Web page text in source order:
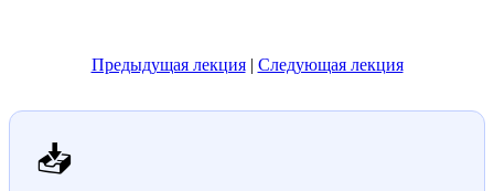
Предыдущая лекция| Следующая лекция
📥